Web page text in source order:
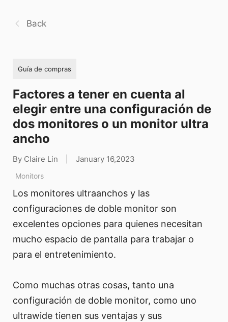
Back
Guía de compras
Factores a tener en cuenta al
elegir entre una configuración de
dos monitores o un monitor ultra
ancho
By Claire Lin January 16,2023
Monitors
Los monitores ultraanchos y las
configuraciones de doble monitor son
excelentes opciones para quienes necesitan
mucho espacio de pantalla para trabajar o
para el entretenimiento.
Como muchas otras cosas, tanto una
configuración de doble monitor, como uno
ultrawide tienen sus ventajas y sus